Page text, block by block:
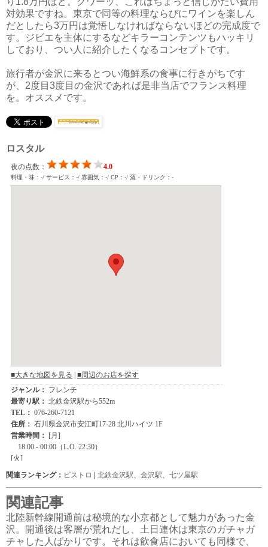
対効果ですね。東京で同等の料理ならびにワインを楽しん
だとしたら3万円は覚悟しなければならないほどの完成度で
す。ジビエを主体にするなどキラーコンテンツもハッキリ
しており、つい人に紹介したくなるコンセプトです。
旅行者が金沢に来るとつい海鮮系の食事に行きがちです
が、2度目3度目の金沢であれば是非当店でフランス料理
を。オススメです。
ロスタル
関連ランキング： ビストロ | 北鉄金沢駅 金沢駅 七ツ屋駅
関連記事
北陸新幹線開通前は秘境的な小京都として魅力があった金
沢。開通後は客層が荒れだし、土日連休は東京のガチャガ
チャした人ばかりです。それは飲食店においても同様で、